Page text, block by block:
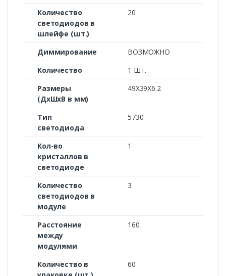
Количество
светодиодов в
шлейфе (шт.)
20
Диммирование
ВОЗМОЖНО
Количество
1 ШТ.
Размеры
(ДxШxВ в мм)
49X39X6.2
Тип
светодиода
5730
Кол-во
кристаллов в
светодиоде
1
Количество
светодиодов в
модуле
3
Расстояние
между
модулями
160
Количество в
60